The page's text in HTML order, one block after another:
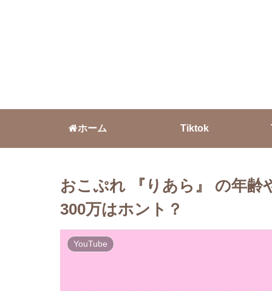
ホーム Tiktok
おこぷれ 『りあら』 の年齢
300万はホント？
YouTube